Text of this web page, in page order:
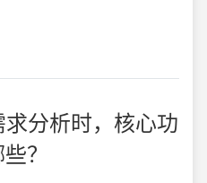
分析时，核心功
？